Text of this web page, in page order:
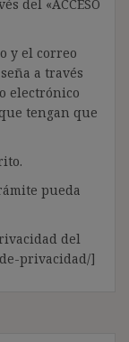
del «ACCESO
y el correo
a través
electrónico
tengan que
pueda
del
privacidad/]